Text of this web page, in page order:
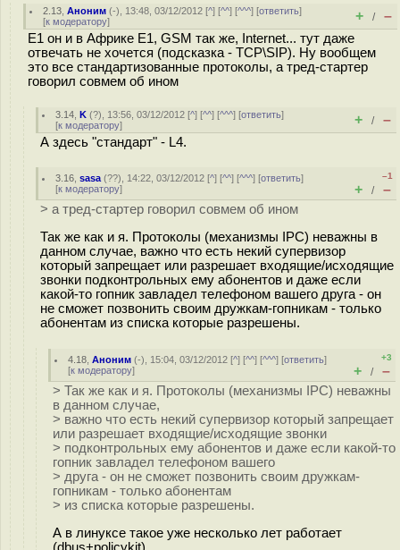
2.13 ,Аноним (-), 13:48, 03/12/2012 [^] [^^] [^^^] [ответить]
[к модератору] + / –
E1 он и в Африке E1, GSM так же, Internet... тут даже
отвечать не хочется (подсказка - TCP\SIP). Ну вообщем
это все стандартизованные протоколы, а тред-стартер
говорил совмем об ином
3.14 ,K (?), 13:56, 03/12/2012 [^] [^^] [^^^] [ответить]
[к модератору] + / –
А здесь "стандарт" - L4.
3.16 ,sasa (??), 14:22, 03/12/2012 [^] [^^] [^^^] [ответить]
[к модератору]
–1
+ / –
> а тред-стартер говорил совмем об ином
Так же как и я. Протоколы (механизмы IPC) неважны в
данном случае, важно что есть некий супервизор
который запрещает или разрешает входящие/исходящие
звонки подконтрольных ему абонентов и даже если
какой-то гопник завладел телефоном вашего друга - он
не сможет позвонить своим дружкам-гопникам - только
абонентам из списка которые разрешены.
4.18 ,Аноним (-), 15:04, 03/12/2012 [^] [^^] [^^^] [ответить]
[к модератору]
+3
+ / –
> Так же как и я. Протоколы (механизмы IPC) неважны
в данном случае,
> важно что есть некий супервизор который запрещает
или разрешает входящие/исходящие звонки
> подконтрольных ему абонентов и даже если какой-то
гопник завладел телефоном вашего
> друга - он не сможет позвонить своим дружкам-
гопникам - только абонентам
> из списка которые разрешены.
А в линуксе такое уже несколько лет работает